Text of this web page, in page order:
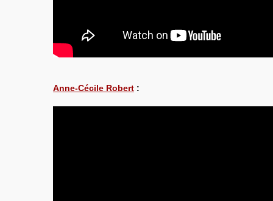
Anne-Cécile Robert :